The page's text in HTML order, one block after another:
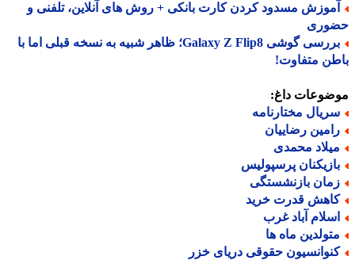
مسدود کردن کارت بانکی + روش های آنلاین، تلفنی و
بررسی گوشی Galaxy Z Flip8؛ ظاهر شبیه به نسخه قبلی اما با
متفاوت!
داغ:
مختارنامه
رضاییان
محمدی
پرسپولیس
بازنشستگی
قدرت خرید
آباد غرب
ماه ها
حقوقی دریای خزر